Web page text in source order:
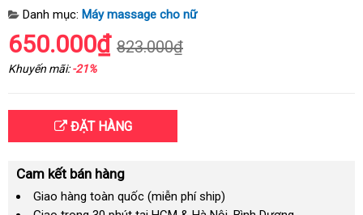
Danh mục: Máy massage cho nữ
650.000₫ 823.000₫
Khuyến mãi:-21%
ĐẶT HÀNG
Cam kết bán hàng
Giao hàng toàn quốc (miễn phí ship)